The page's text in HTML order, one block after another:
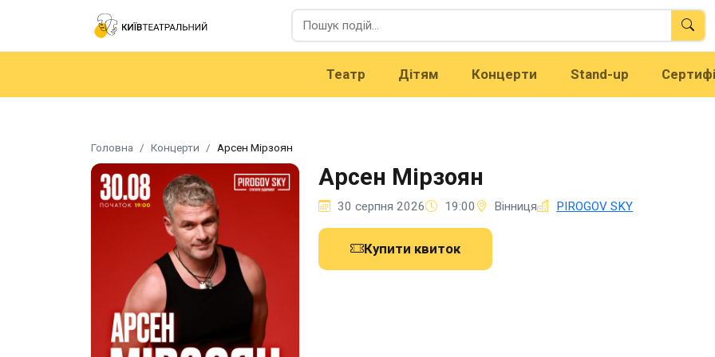
Театр Дітям Концерти Stand-up
Головна Концерти Арсен Мірзоян
Арсен Мірзоян
30 серпня 2026 19:00 Вінниця PIROGOV SKY
Купити квиток